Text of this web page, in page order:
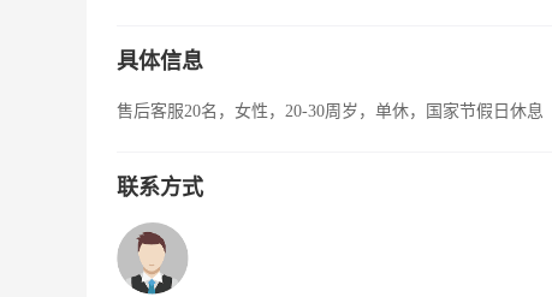
具体信息
售后客服20名，女性，20-30周岁，单休，国家节假日休息
联系方式